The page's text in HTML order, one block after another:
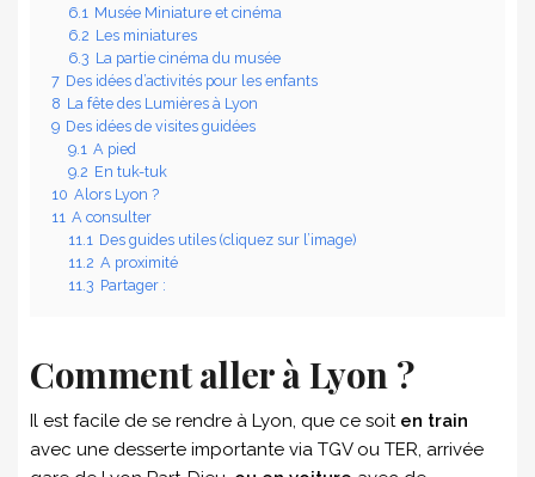
6.1 Musée Miniature et cinéma
6.2 Les miniatures
6.3 La partie cinéma du musée
7 Des idées d’activités pour les enfants
8 La fête des Lumières à Lyon
9 Des idées de visites guidées
9.1 A pied
9.2 En tuk-tuk
10 Alors Lyon ?
11 A consulter
11.1 Des guides utiles (cliquez sur l’image)
11.2 A proximité
11.3 Partager :
Comment aller à Lyon ?
Il est facile de se rendre à Lyon, que ce soit en train
avec une desserte importante via TGV ou TER, arrivée